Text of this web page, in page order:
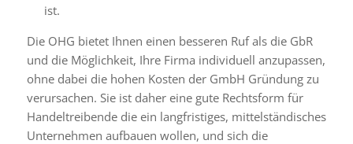
ist.
Die OHG bietet Ihnen einen besseren Ruf als die GbR
und die Möglichkeit, Ihre Firma individuell anzupassen,
ohne dabei die hohen Kosten der GmbH Gründung zu
verursachen. Sie ist daher eine gute Rechtsform für
Handeltreibende die ein langfristiges, mittelständisches
Unternehmen aufbauen wollen, und sich die